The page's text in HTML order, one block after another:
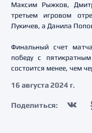
Максим Рыжков,
третьем игровом
Лукичев, а Данила
Финальный счет
победу с
состоится менее, чем
16 августа 2024 г.
Поделиться: